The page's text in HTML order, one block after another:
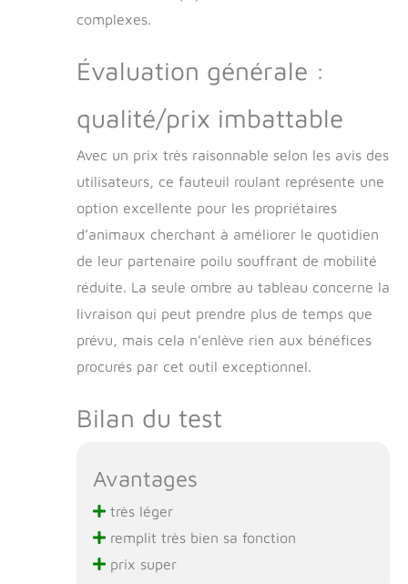
de roulement en
parcourt différents
terrains sans percer,
permettant à votre
facilement.
【PORTABLE ET
ENTRETENIR】 Nos
fauteuils roulants
pour petits chiens
transportables et
stockables, ce qui
rend le voyage et le
stockage sans tracas.
animal de compagnie
complexes.
Évaluation générale :
qualité/prix imbattable
Avec un prix très raisonnable selon les avis des
utilisateurs, ce fauteuil roulant représente une
option excellente pour les propriétaires
d’animaux cherchant à améliorer le quotidien
de leur partenaire poilu souffrant de mobilité
réduite. La seule ombre au tableau concerne la
livraison qui peut prendre plus de temps que
prévu, mais cela n’enlève rien aux bénéfices
procurés par cet outil exceptionnel.
Bilan du test
Avantages
très léger
remplit très bien sa fonction
prix super